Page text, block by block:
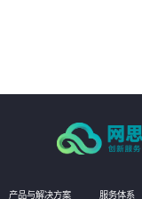
产品与解决方案 服务体系